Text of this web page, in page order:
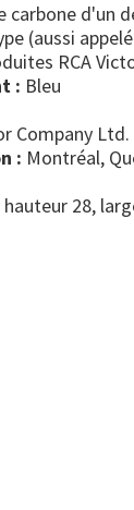
carbone d'un
(aussi
RCA
:
bleu
Company Ltd.
: Montréal,
hauteur 28,